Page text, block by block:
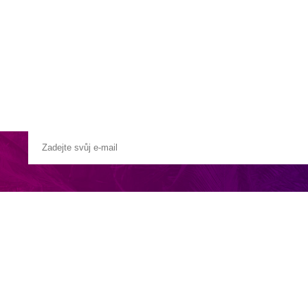
vila ideální pro rezervace až deseti hostů. Terasa nás nemohla
pohovkách. Pro stolování pod širým nebem si můžete dát